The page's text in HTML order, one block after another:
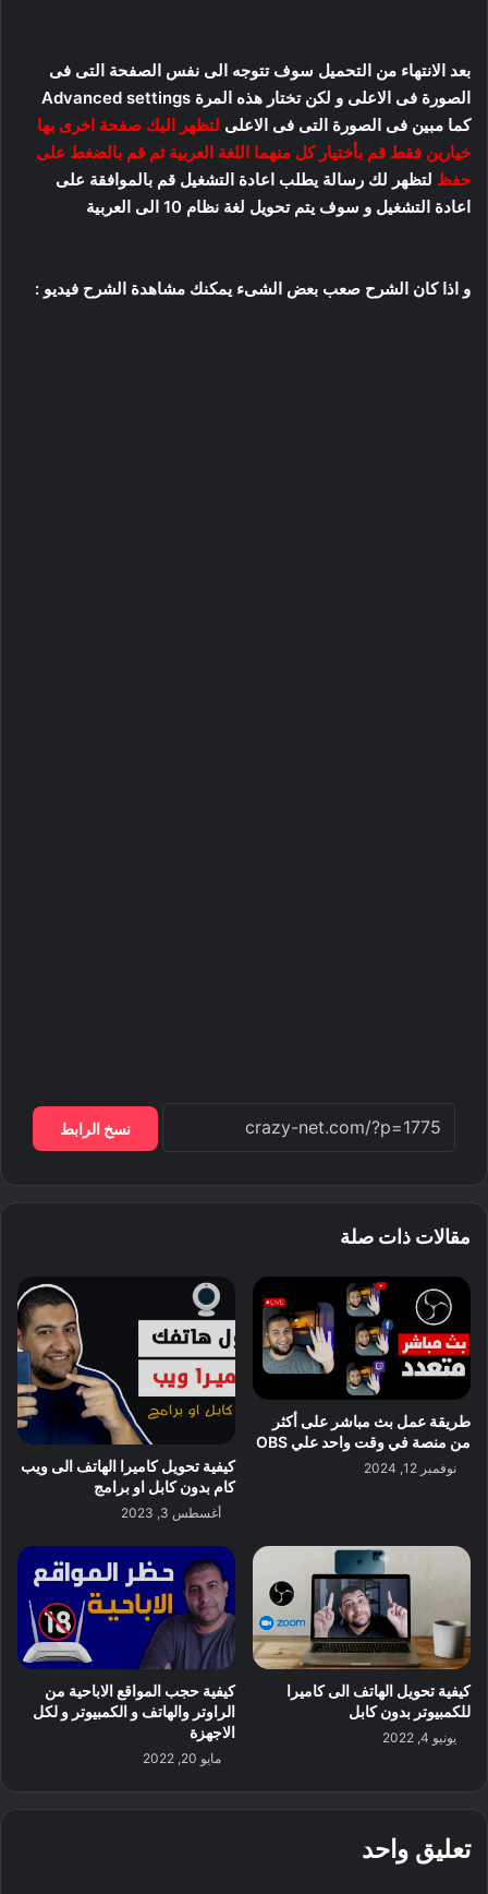
بعد الانتهاء من التحميل سوف تتوجه الى نفس الصفحة التى فى
الصورة فى الاعلى و لكن تختار هذه المرة Advanced settings
كما مبين فى الصورة التى فى الاعلى لتظهر اليك صفحة اخرى بها
خيارين فقط قم بأختيار كل منهما اللغة العربية ثم قم بالضغط على
حفظ لتظهر لك رسالة يطلب اعادة التشغيل قم بالموافقة على
اعادة التشغيل و سوف يتم تحويل لغة نظام 10 الى العربية
و اذا كان الشرح صعب بعض الشىء يمكنك مشاهدة الشرح فيديو :
نسخ الرابط
مقالات ذات صلة
طريقة عمل بث مباشر على أكثر
من منصة في وقت واحد علي OBS
نوفمبر 12, 2024
كيفية تحويل كاميرا الهاتف الى ويب
كام بدون كابل او برامج
أغسطس 3, 2023
كيفية تحويل الهاتف الى كاميرا
للكمبيوتر بدون كابل
يونيو 4, 2022
كيفية حجب المواقع الاباحية من
الراوتر والهاتف و الكمبيوتر و لكل
الاجهزة
مايو 20, 2022
تعليق واحد